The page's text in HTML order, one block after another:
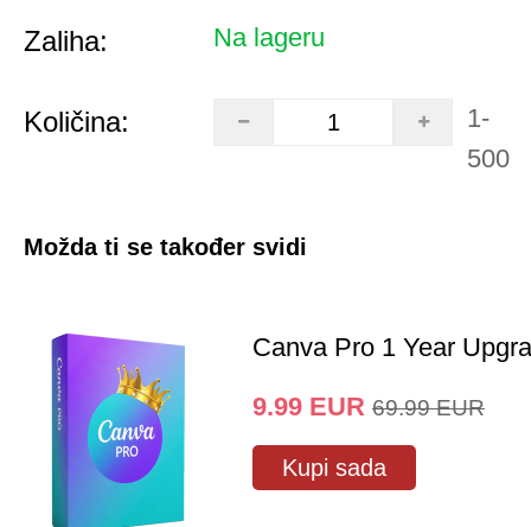
Zaliha: Na lageru
Količina:
1-
500
Možda ti se također svidi
Canva Pro 1 Year
9.99 EUR 69.99 EUR
Kupi sada